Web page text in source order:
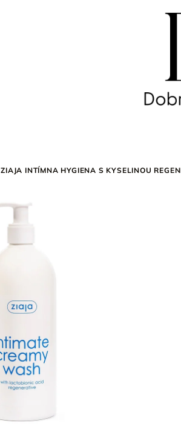
ZIAJA INTÍMNA HYGIENA S KYSELINOU